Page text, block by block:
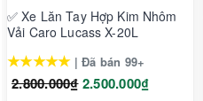
✅ Xe Lăn Tay Hợp Kim Nhôm
Vải Caro Lucass X-20L
★★★★★ | Đã bán 99+
2.800.000₫ 2.500.000₫